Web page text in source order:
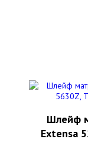
Шлейф
Extensa